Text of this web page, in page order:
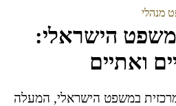
מנהלי
הישראלי:
ואתיים
במשפט הישראלי, המעלה